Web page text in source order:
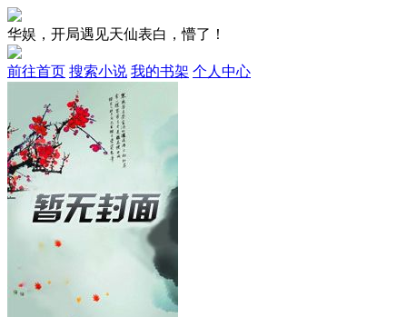
华娱，开局遇见天仙表白，懵了！
前往首页 搜索小说 我的书架 个人中心